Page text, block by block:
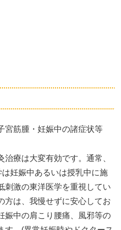
宮筋腫・妊娠中の諸症状等
療は大変有効です。通常、
妊娠中あるいは授乳中に施
刺激の東洋医学を重視してい
方は、我慢せずに安心してお
娠中の肩こり腰痛、風邪等の